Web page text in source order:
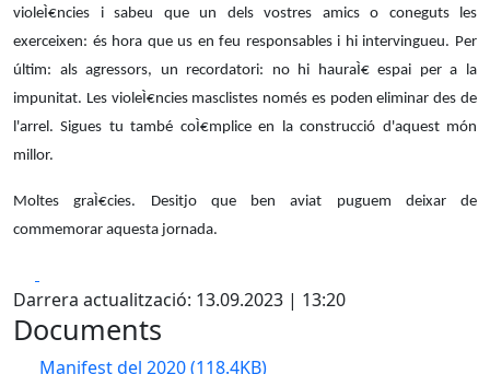
violeÌ€ncies i sabeu que un dels vostres amics o coneguts les
exerceixen: és hora que us en feu responsables i hi intervingueu. Per
últim: als agressors, un recordatori: no hi hauraÌ€espai per a la
impunitat. Les violeÌ€ncies masclistes només es poden eliminar des de
l'arrel. Sigues tu també coÌ€mplice en la construcció d'aquest món
millor.
Moltes graÌ€cies. Desitjo que ben aviat puguem deixar de
commemorar aquesta jornada.
Darrera actualització: 13.09.2023 | 13:20
Documents
Manifest del 2020(118.4KB)